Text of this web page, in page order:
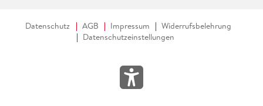
Datenschutz AGB Impressum
Widerrufsbelehrung
Datenschutzeinstellungen